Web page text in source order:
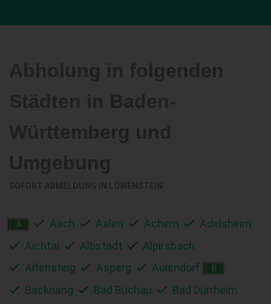
A Aach Aalen Achern
Adelsheim
Aichtal
Albstadt
Alpirsbach
Altensteig
Asperg Aulendorf B
Backnang Bad Buchau
Bad Dürrheim